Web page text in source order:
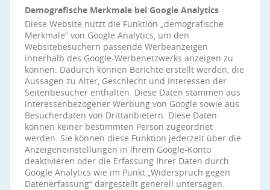
Demografische Merkmale bei Google Analytics
Diese Website nutzt die Funktion „demografische
Merkmale“ von Google Analytics, um den
Websitebesuchern passende Werbeanzeigen
innerhalb des Google-Werbenetzwerks anzeigen zu
können. Dadurch können Berichte erstellt werden, die
Aussagen zu Alter, Geschlecht und Interessen der
Seitenbesucher enthalten. Diese Daten stammen aus
interessenbezogener Werbung von Google sowie aus
Besucherdaten von Drittanbietern. Diese Daten
können keiner bestimmten Person zugeordnet
werden. Sie können diese Funktion jederzeit über die
Anzeigeneinstellungen in Ihrem Google-Konto
deaktivieren oder die Erfassung Ihrer Daten durch
Google Analytics wie im Punkt „Widerspruch gegen
Datenerfassung“ dargestellt generell untersagen.